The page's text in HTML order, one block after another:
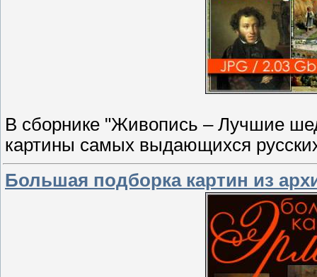
В сборнике "Живопись – Лучшие
картины самых выдающихся
Большая подборка картин из